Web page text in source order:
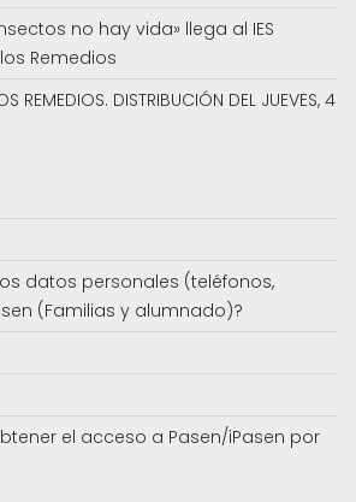
no hay vida» llega al IES
Remedios
REMEDIOS. DISTRIBUCIÓN DEL JUEVES, 4
datos personales (teléfonos,
(Familias y alumnado)?
el acceso a Pasen/iPasen por